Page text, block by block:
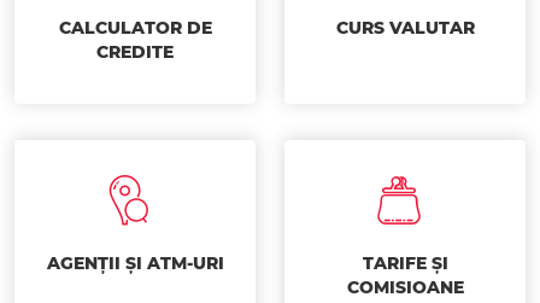
CALCULATOR DE
CREDITE
CURS VALUTAR
AGENȚII ȘI ATM-URI
TARIFE ȘI
COMISIOANE